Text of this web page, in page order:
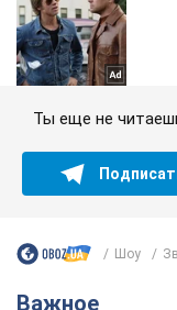
Ты еще не
Шоу
Важное